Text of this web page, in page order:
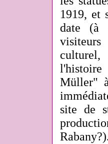
1919, et
date (à
visiteurs
Müller"
site de